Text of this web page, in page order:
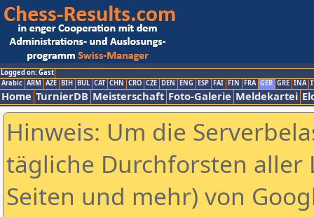
Logged on: Gast
Arabic ARM AZE BIH BUL CAT CHN CRO CZE DEN ENG ESP FAI FIN FRA GER GRE INA
Home TurnierDB Meisterschaft Foto-Galerie Meldekartei
Hinweis: Um die
tägliche Durchforsten aller
Seiten und mehr) von